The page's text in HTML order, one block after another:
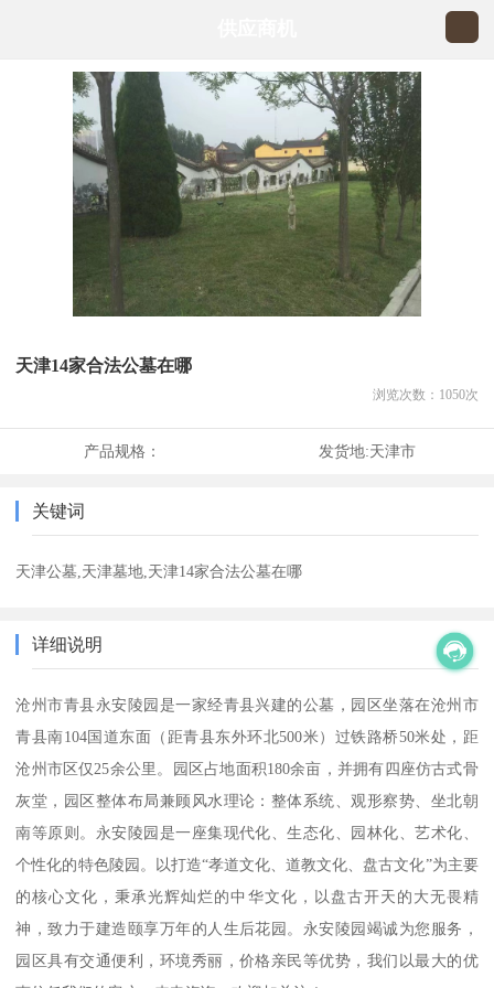
天津14家合法公墓在哪
浏览次数： 1050次
产品规格： 发货地:天津市
关键词
天津公墓,天津墓地,天津14家合法公墓在哪
详细说明
沧州市青县永安陵园是一家经青县兴建的公墓，园区坐落在沧州市
青县南104国道东面（距青县东外环北500米）过铁路桥50米处，距
沧州市区仅25余公里。园区占地面积180余亩，并拥有四座仿古式骨
灰堂，园区整体布局兼顾风水理论：整体系统、观形察势、坐北朝
南等原则。永安陵园是一座集现代化、生态化、园林化、艺术化、
个性化的特色陵园。以打造“孝道文化、道教文化、盘古文化”为主要
的核心文化，秉承光辉灿烂的中华文化，以盘古开天的大无畏精
神，致力于建造颐享万年的人生后花园。永安陵园竭诚为您服务，
园区具有交通便利，环境秀丽，价格亲民等优势，我们以最大的优